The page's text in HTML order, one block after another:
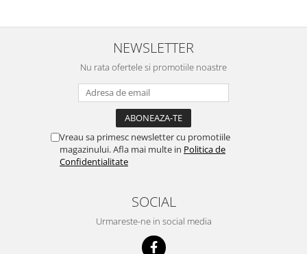
nu o mananca cu placere. Eu
sunt multumit si voi continua cuNEWSLETTER
Nu rata ofertele si promotiile noastre
Vreau sa primesc newsletter cu promotiile
magazinului. Afla mai multe in Politica de
Confidentialitate
SOCIAL
Urmareste-ne in social media